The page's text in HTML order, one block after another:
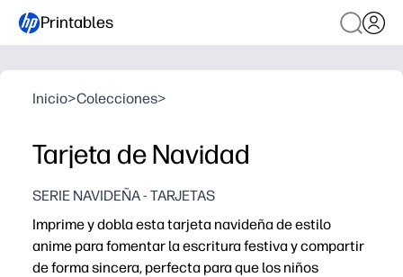
Printables
Inicio>Colecciones>
Tarjeta de Navidad
SERIE NAVIDEÑA - TARJETAS
Imprime y dobla esta tarjeta navideña de estilo
anime para fomentar la escritura festiva y compartir
de forma sincera, perfecta para que los niños